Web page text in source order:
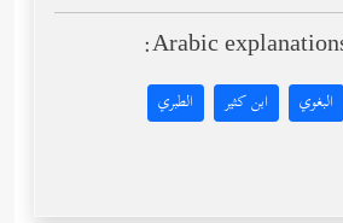
Arabic
البغوي ابن كثير الطبري